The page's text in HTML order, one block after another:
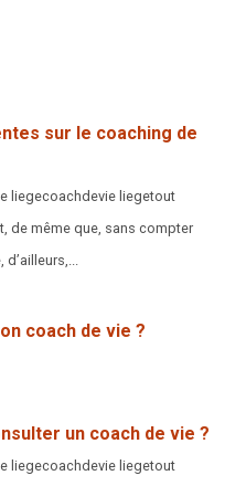
sur le coaching de
liegecoachdevie liegetout
de même que, sans compter
d’ailleurs,...
coach de vie ?
un coach de vie ?
liegecoachdevie liegetout